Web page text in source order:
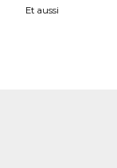
Et aussi